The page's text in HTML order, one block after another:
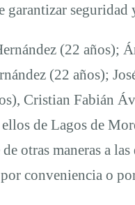
garantizar seguridad
(22 años);
(22 años);
Cristian Fabián
de Lagos de
otras maneras a
conveniencia o